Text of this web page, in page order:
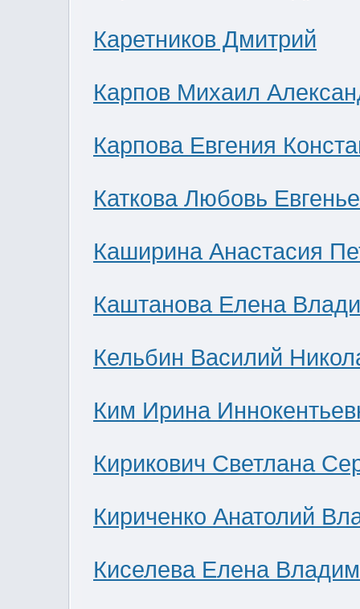
Каретников Дмитрий
Карпов Михаил
Карпова Евгения
Каткова Любовь
Каширина Анастасия
Каштанова Елена
Кельбин Василий
Ким Ирина
Кирикович Светлана
Кириченко Анатолий
Киселева Елена